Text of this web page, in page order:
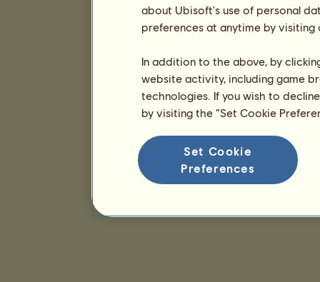
about Ubisoft's use of personal
preferences at anytime by
In addition to the above, by
website activity, including game
technologies. If you wish to
by visiting the “Set Cookie
Set Cookie
Preferences